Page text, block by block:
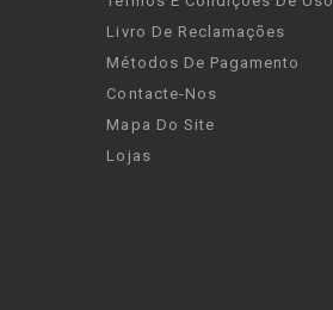
Livro De Reclamações
Métodos De Pagamento
Contacte-Nos
Mapa Do Site
Lojas